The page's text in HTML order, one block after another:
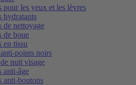
pour les yeux et les lèvres
hydratants
de nettoyage
de boue
en tissu
points noirs
nuit visage
anti-âge
anti-boutons